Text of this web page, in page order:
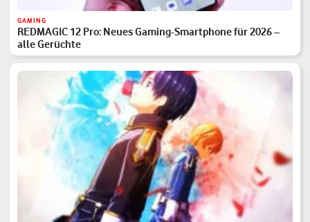
GAMING
REDMAGIC 12 Pro: Neues Gaming-Smartphone für 2026 –
alle Gerüchte